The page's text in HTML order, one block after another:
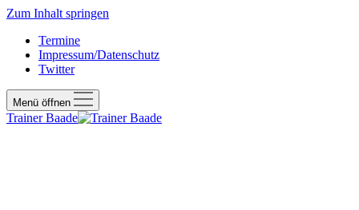
Zum Inhalt springen
Termine
Impressum/Datenschutz
Twitter
Menü öffnen
Trainer Baade